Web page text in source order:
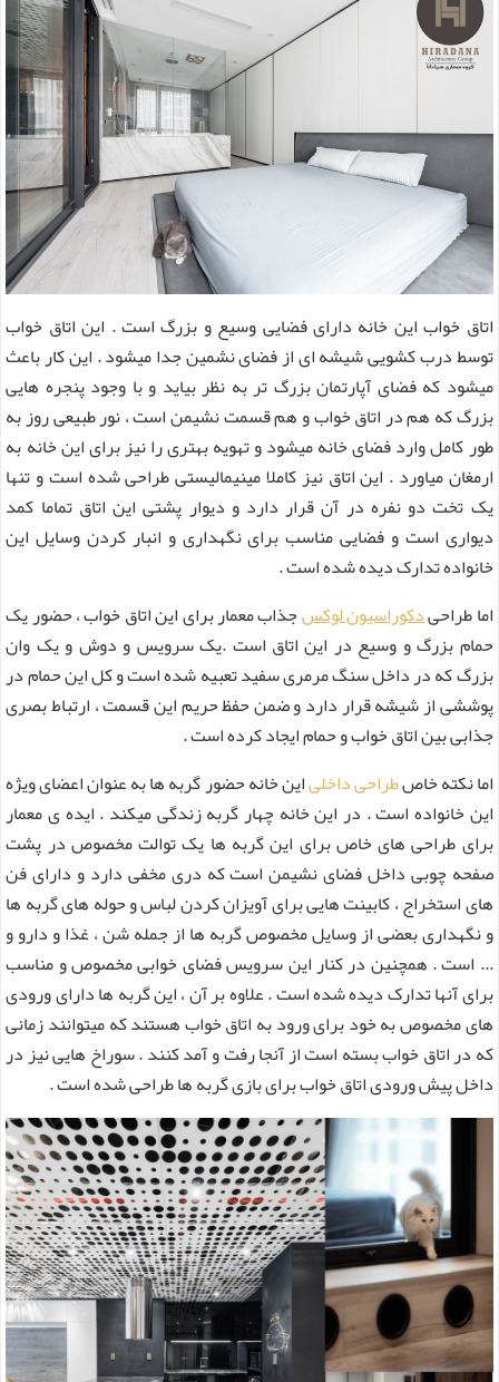
اتاق خواب این خانه دارای فضایی وسیع و بزرگ است . این اتاق خواب
توسط درب کشویی شیشه ای از فضای نشمین جدا میشود . این کار باعث
میشود که فضای آپارتمان بزرگ تر به نظر بیاید و با وجود پنجره هایی
بزرگ که هم در اتاق خواب و هم قسمت نشیمن است ، نور طبیعی روز به
طور کامل وارد فضای خانه میشود و تهویه بهتری را نیز برای این خانه به
ارمغان میاورد . این اتاق نیز کاملا مینیمالیستی طراحی شده است و تنها
یک تخت دو نفره در آن قرار دارد و دیوار پشتی این اتاق تماما کمد
دیواری است و فضایی مناسب برای نگهداری و انبار کردن وسایل این
خانواده تدارک دیده شده است .
اما طراحیدکوراسیون لوکسجذاب معمار برای این اتاق خواب ، حضور یک
حمام بزرگ و وسیع در این اتاق است .یک سرویس و دوش و یک وان
بزرگ که در داخل سنگ مرمری سفید تعبیه شده است و کل این حمام در
پوششی از شیشه قرار دارد و ضمن حفظ حریم این قسمت ، ارتباط بصری
جذابی بین اتاق خواب و حمام ایجاد کرده است .
اما نکته خاصطراحی داخلیاین خانه حضور گربه ها به عنوان اعضای ویژه
این خانواده است . در این خانه چهار گربه زندگی میکند . ایده ی معمار
برای طراحی های خاص برای این گربه ها یک توالت مخصوص در پشت
صفحه چوبی داخل فضای نشیمن است که دری مخفی دارد و دارای فن
های استخراج ، کابینت هایی برای آویزان کردن لباس و حوله های گربه ها
و نگهداری بعضی از وسایل مخصوص گربه ها از جمله شن ، غذا و دارو و
... است . همچنین در کنار این سرویس فضای خوابی مخصوص و مناسب
برای آنها تدارک دیده شده است . علاوه بر آن ، این گربه ها دارای ورودی
های مخصوص به خود برای ورود به اتاق خواب هستند که میتوانند زمانی
که در اتاق خواب بسته است از آنجا رفت و آمد کنند . سوراخ هایی نیز در
داخل پیش ورودی اتاق خواب برای بازی گربه ها طراحی شده است .